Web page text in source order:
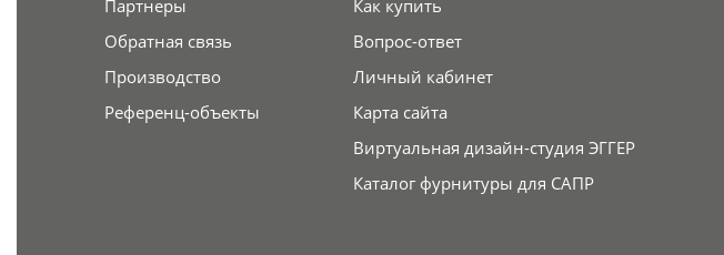
Партнеры
Обратная связь
Производство
Референц-объекты
Как купить
Вопрос-ответ
Личный кабинет
Карта сайта
Виртуальная дизайн-студия ЭГГЕР
Каталог фурнитуры для САПР